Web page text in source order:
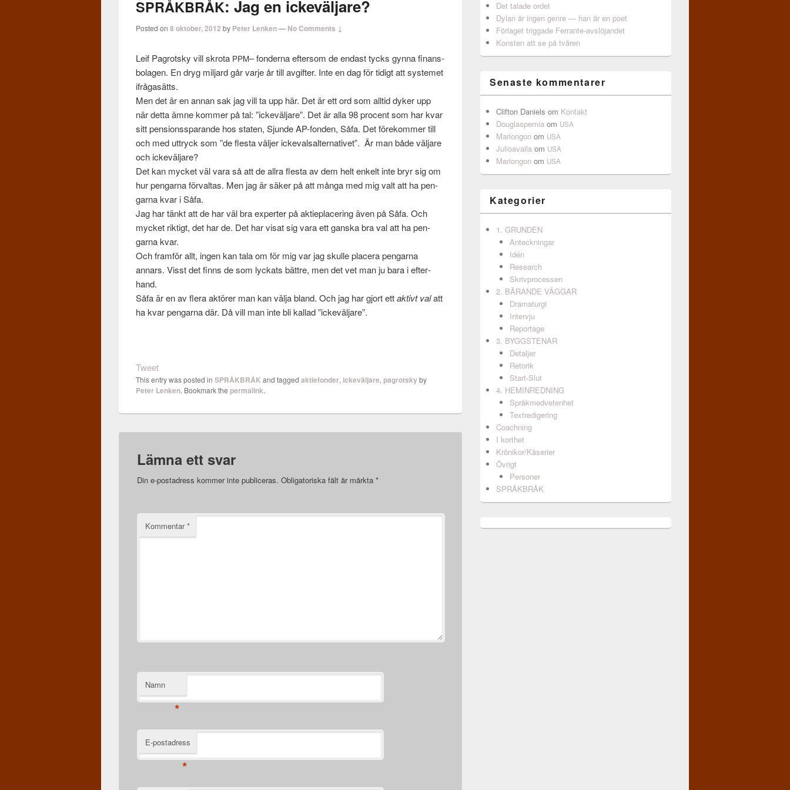
SPRÅKBRÅK: Jag en ickeväljare?
Posted on8 oktober, 2012 by Peter Lenken— No Comments ↓
Leif Pagrot­sky vill skrota PPM– fonderna efter­som de endast tycks gynna finans­
bo­la­gen. En dryg mil­jard går varje år till avgifter. Inte en dag för tidigt att sys­temet
ifrå­gasätts.
Men det är en annan sak jag vill ta upp här. Det är ett ord som alltid dyker upp
när detta ämne kom­mer på tal: ”ick­eväl­jare”. Det är alla 98 pro­cent som har kvar
sitt pen­sion­ss­parande hos staten, Sjunde AP-fonden, Såfa. Det förekom­mer till
och med uttryck som ”de flesta väl­jer ick­e­val­salter­na­tivet”. Är man både väl­jare
och ick­eväl­jare?
Det kan mycket väl vara så att de allra flesta av dem helt enkelt inte bryr sig om
hur pen­garna för­val­tas. Men jag är säker på att många med mig valt att ha pen­
garna kvar i Såfa.
Jag har tänkt att de har väl bra experter på aktieplac­er­ing även på Såfa. Och
mycket rik­tigt, det har de. Det har visat sig vara ett gan­ska bra val att ha pen­
garna kvar.
Och fram­för allt, ingen kan tala om för mig var jag skulle plac­era pen­garna
annars. Visst det finns de som lyck­ats bät­tre, men det vet man ju bara i efter­
hand.
Såfa är en av flera aktörer man kan välja bland. Och jag har gjort ettaktivt valatt
ha kvar pen­garna där. Då vill man inte bli kallad ”ickeväljare”.
Tweet
This entry was posted inSPRÅKBRÅK and taggedaktiefonder, ickeväljare,pagrotsky by
Peter Lenken. Bookmark thepermalink.
Lämna ett svar
Din e-postadress kommer inte publiceras. Obligatoriska fält är märkta *
Kommentar*
Namn
*
E-postadress
*
Det talade ordet
Dylan är ingen genre — han är en poet
Förlaget triggade Ferrante-avslöjandet
Konsten att se på tvären
Senaste kommentarer
Clifton Daniels om Kontakt
Douglaspemia om USA
Mariongon om USA
Julioavaila om USA
Mariongon om USA
Kategorier
1. GRUNDEN
Anteckningar
Idén
Research
Skrivprocessen
2. BÄRANDE VÄGGAR
Dramaturgi
Intervju
Reportage
3. BYGGSTENAR
Detaljer
Retorik
Start-Slut
4. HEMINREDNING
Språkmedvetenhet
Textredigering
Coachning
I korthet
Krönikor/Kåserier
Övrigt
Personer
SPRÅKBRÅK